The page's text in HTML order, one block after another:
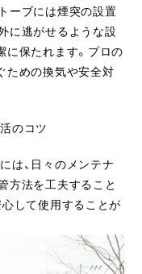
ーブには煙突の設置
に逃がせるような設
に保たれます。プロの
ための換気や安全対
のコツ
は、日々のメンテナ
方法を工夫すること
心して使用することが